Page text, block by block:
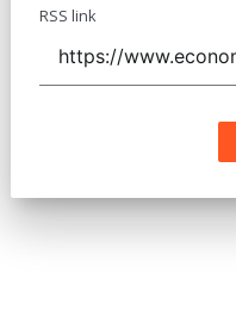
RSS link